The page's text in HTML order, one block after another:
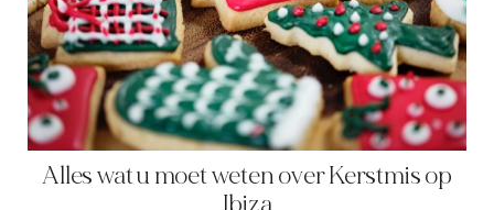
Alles wat u moet weten over Kerstmis op